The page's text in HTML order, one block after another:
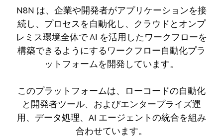
N8N は、企業や開発者がアプリケーションを接
続し、プロセスを自動化し、クラウドとオンプ
レミス環境全体で AI を活用したワークフローを
構築できるようにするワークフロー自動化プラ
ットフォームを開発しています。
このプラットフォームは、ローコードの自動化
と開発者ツール、およびエンタープライズ運
用、データ処理、AI エージェントの統合を組み
合わせています。